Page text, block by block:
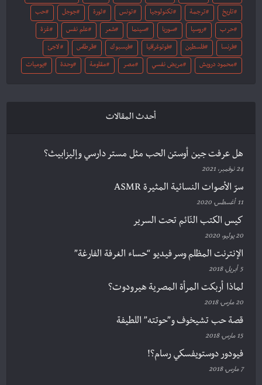
تاريخ ترجمة تكنولوجيا تونس ثورة جوجل حب
حرب روسيا سوريا سينما شعر علم نفس غزة
فرنسا فلسطين فوتوغرافيا فيسبوك قرطاس لاجئ
محمود درويش مريض نفسي مصر مقاومة وحدة يوميات
أحدث المقالات
هل عرفت جين أوستن الحب مثل مستر دارسي وإليزابيث؟
24 نوفمبر، 2021
سرّ الأصوات النسائية المثيرة ASMR
11 أغسطس، 2020
كيس الكتب النّائم تحت السرير
20 يوليو، 2020
الإنترنت المظلم وسر فيديو “حساء الغرفة الفارغة”
5 أبريل، 2018
لماذا أربكت المرأة المصرية هيرودوت؟
20 مارس، 2018
قصة حب تشيخوف و”حوتته” اللطيفة
15 مارس، 2018
فيودور دوستويفسكي رسام؟!
7 مارس، 2018